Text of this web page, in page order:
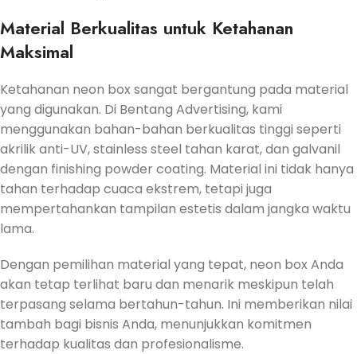
Material Berkualitas untuk Ketahanan
Maksimal
Ketahanan neon box sangat bergantung pada material
yang digunakan. Di Bentang Advertising, kami
menggunakan bahan-bahan berkualitas tinggi seperti
akrilik anti-UV, stainless steel tahan karat, dan galvanil
dengan finishing powder coating. Material ini tidak hanya
tahan terhadap cuaca ekstrem, tetapi juga
mempertahankan tampilan estetis dalam jangka waktu
lama.
Dengan pemilihan material yang tepat, neon box Anda
akan tetap terlihat baru dan menarik meskipun telah
terpasang selama bertahun-tahun. Ini memberikan nilai
tambah bagi bisnis Anda, menunjukkan komitmen
terhadap kualitas dan profesionalisme.